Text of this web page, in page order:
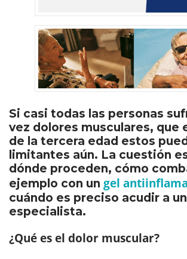
Si casi todas las personas
vez dolores musculares, que
de la tercera edad estos
limitantes aún. La cuestión
dónde proceden, cómo
ejemplo con un gel
cuándo es preciso acudir a un
especialista.
¿Qué es el dolor muscular?